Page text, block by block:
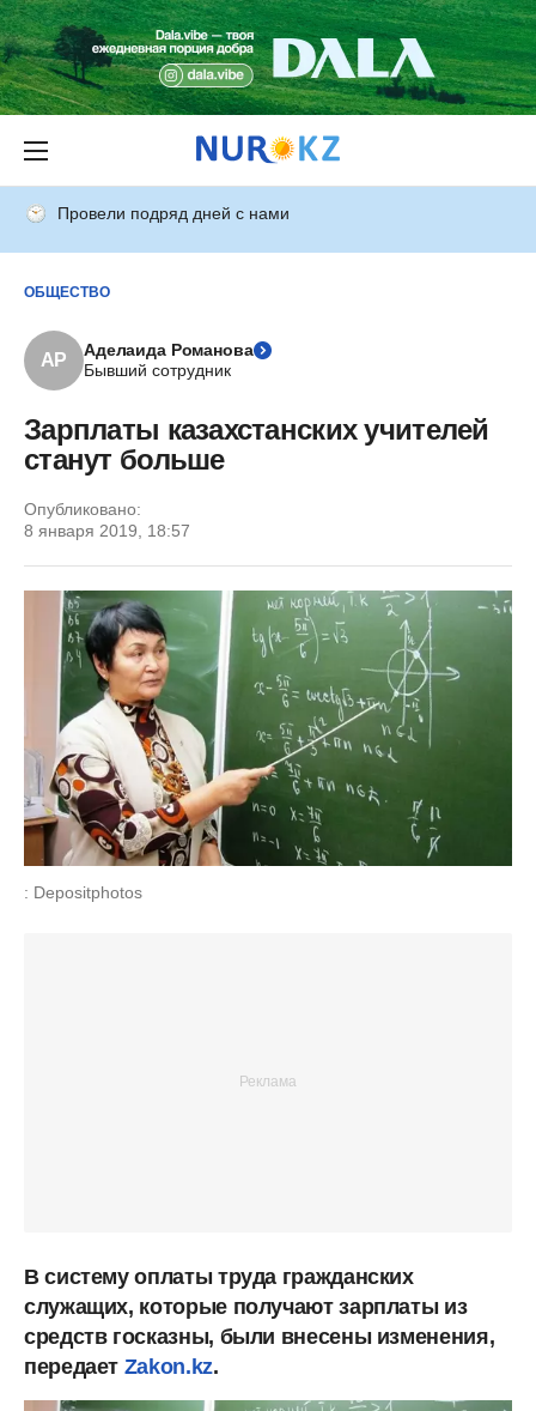
Провели подряд дней с нами
ОБЩЕСТВО
АР
Аделаида Романова
Бывший сотрудник
Зарплаты казахстанских учителей
станут больше
Опубликовано:
8 января 2019, 18:57
: Depositphotos
В систему оплаты труда гражданских
служащих, которые получают зарплаты из
средств госказны, были внесены изменения,
передает Zakon.kz.